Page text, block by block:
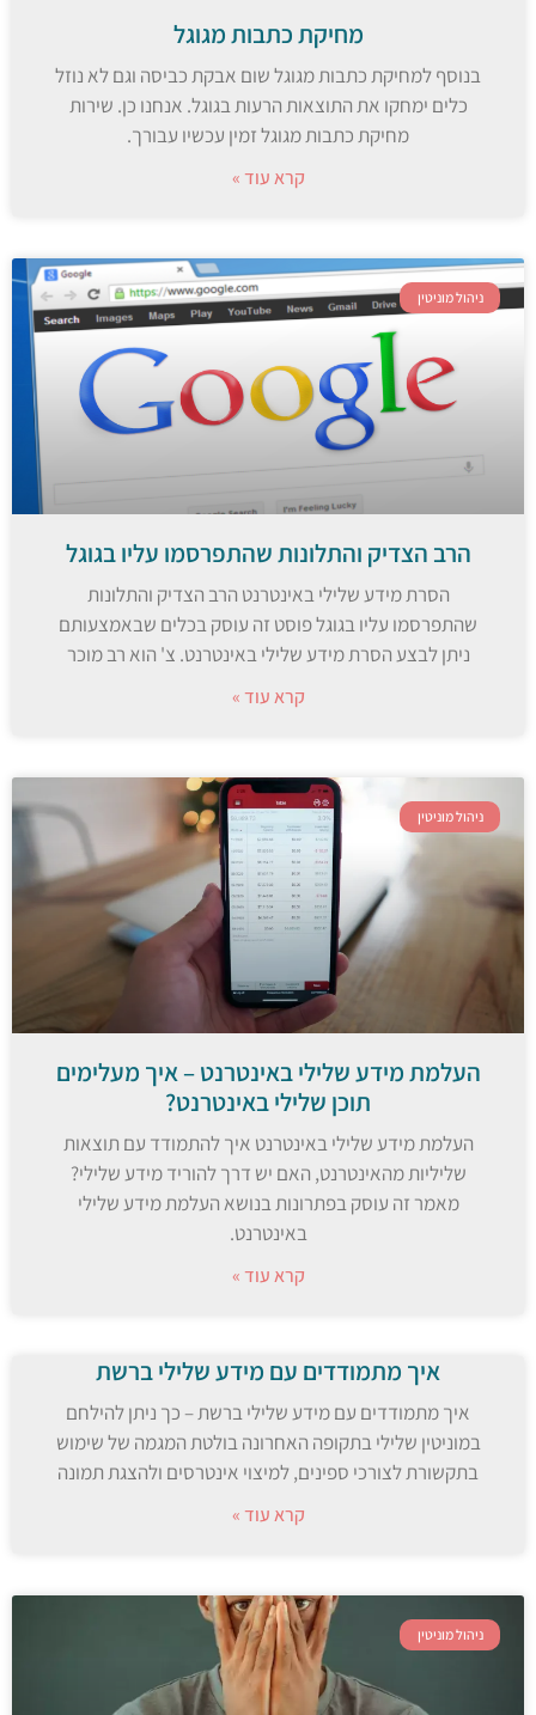
מחיקת כתבות מגוגל
בנוסף למחיקת כתבות מגוגל שום אבקת כביסה וגם לא נוזל
כלים ימחקו את התוצאות הרעות בגוגל. אנחנו כן. שירות
מחיקת כתבות מגוגל זמין עכשיו עבורך.
קרא עוד »
ניהול מוניטין
הרב הצדיק והתלונות שהתפרסמו עליו בגוגל
הסרת מידע שלילי באינטרנט הרב הצדיק והתלונות
שהתפרסמו עליו בגוגל פוסט זה עוסק בכלים שבאמצעותם
ניתן לבצע הסרת מידע שלילי באינטרנט. צ' הוא רב מוכר
קרא עוד »
ניהול מוניטין
העלמת מידע שלילי באינטרנט – איך מעלימים
תוכן שלילי באינטרנט?
העלמת מידע שלילי באינטרנט איך להתמודד עם תוצאות
שליליות מהאינטרנט, האם יש דרך להוריד מידע שלילי?
מאמר זה עוסק בפתרונות בנושא העלמת מידע שלילי
באינטרנט.
קרא עוד »
איך מתמודדים עם מידע שלילי ברשת
איך מתמודדים עם מידע שלילי ברשת – כך ניתן להילחם
במוניטין שלילי בתקופה האחרונה בולטת המגמה של שימוש
בתקשורת לצורכי ספינים, למיצוי אינטרסים ולהצגת תמונה
קרא עוד »
ניהול מוניטין